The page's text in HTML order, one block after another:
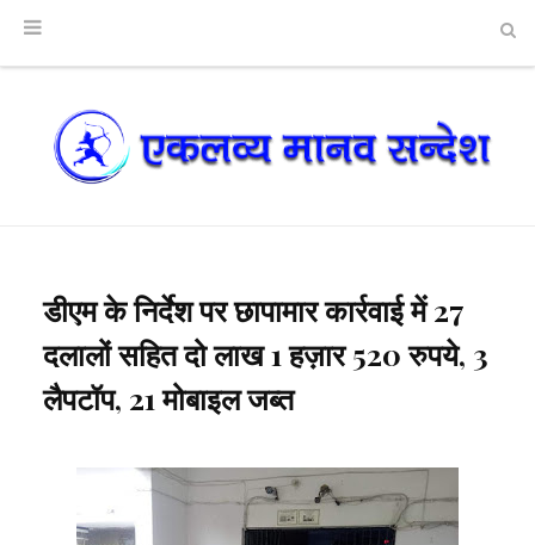
डीएम के निर्देश पर छापामार कार्रवाई में 27
दलालों सहित दो लाख 1 हज़ार 520 रुपये, 3
लैपटॉप, 21 मोबाइल जब्त